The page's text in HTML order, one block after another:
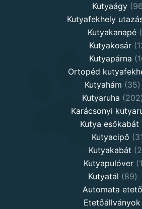
Kutyaágy 96
Kutyafekhely
Kutyakanapé
Kutyakosár
Kutyapárna
Ortopéd
Kutyahám 3535
Kutyaruha 202
Karácsonyi
Kutya esőkabát
Kutyacipő
Kutyakabát
Kutyapulóver
Kutyatál 8989
Automata etető
Etetőállványok